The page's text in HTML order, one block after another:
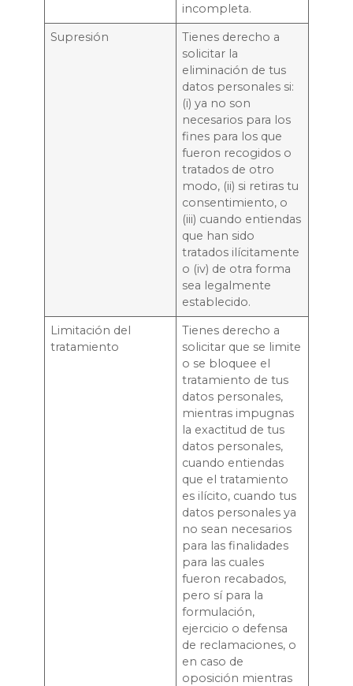
incompleta.
Supresión
Tienes derecho a
solicitar la
eliminación de tus
datos personales si:
(i) ya no son
necesarios para los
fines para los que
fueron recogidos o
tratados de otro
modo, (ii) si retiras tu
consentimiento, o
(iii) cuando entiendas
que han sido
tratados ilícitamente
o (iv) de otra forma
sea legalmente
establecido.
Limitación del
tratamiento
Tienes derecho a
solicitar que se limite
o se bloquee el
tratamiento de tus
datos personales,
mientras impugnas
la exactitud de tus
datos personales,
cuando entiendas
que el tratamiento
es ilícito, cuando tus
datos personales ya
no sean necesarios
para las finalidades
para las cuales
fueron recabados,
pero sí para la
formulación,
ejercicio o defensa
de reclamaciones, o
en caso de
oposición mientras